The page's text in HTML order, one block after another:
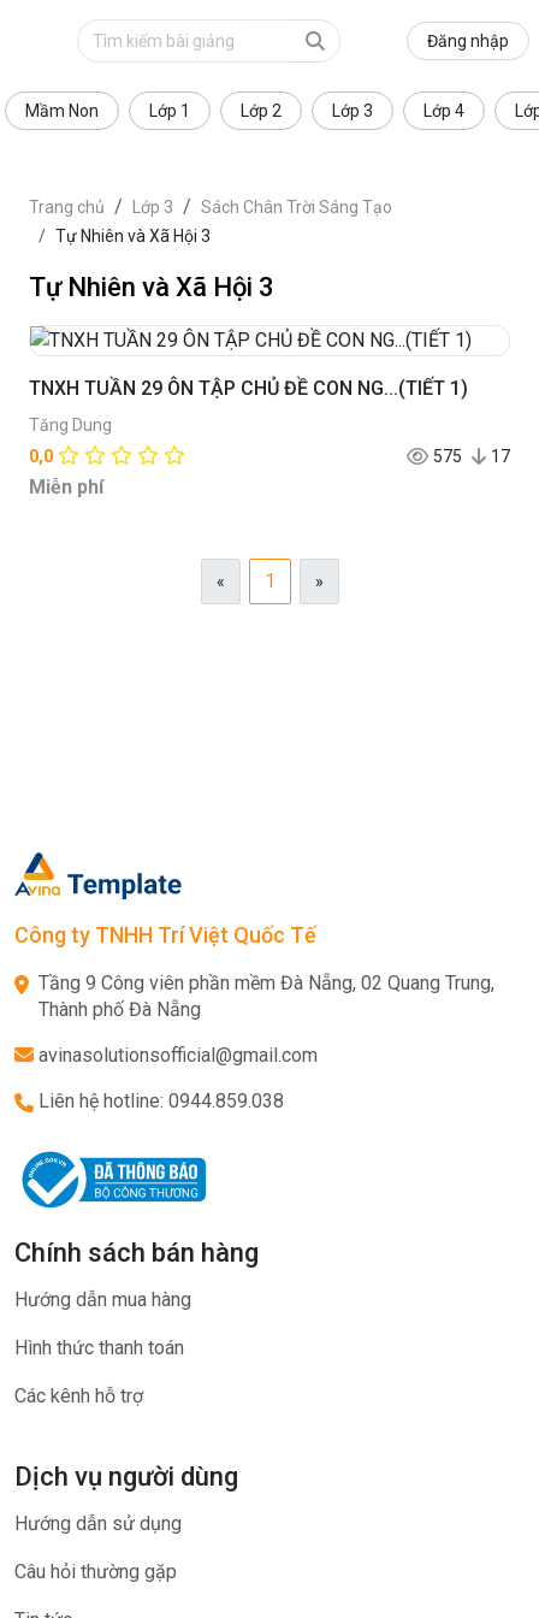
Đăng nhập
Mầm Non Lớp 1 Lớp 2 Lớp 3 Lớp 4
Trang chủ Lớp 3
Sách Chân Trời Sáng Tạo
Tự Nhiên và Xã Hội 3
Tự Nhiên và Xã Hội 3
TNXH TUẦN 29 ÔN TẬP CHỦ ĐỀ CON NG...(TIẾT 1)
Tăng Dung
0,0
575 17
Miễn phí
« 1 »
Công ty TNHH Trí Việt Quốc Tế
Tầng 9 Công viên phần mềm Đà Nẵng, 02 Quang Trung,
Thành phố Đà Nẵng
avinasolutionsofficial@gmail.com
Liên hệ hotline: 0944.859.038
Chính sách bán hàng
Hướng dẫn mua hàng
Hình thức thanh toán
Các kênh hỗ trợ
Dịch vụ người dùng
Hướng dẫn sử dụng
Câu hỏi thường gặp